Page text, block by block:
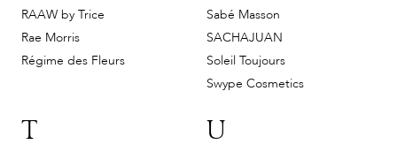
RAAW by Trice
Rae Morris
Régime des Fleurs
Sabé Masson
SACHAJUAN
Soleil Toujours
Swype Cosmetics
T U